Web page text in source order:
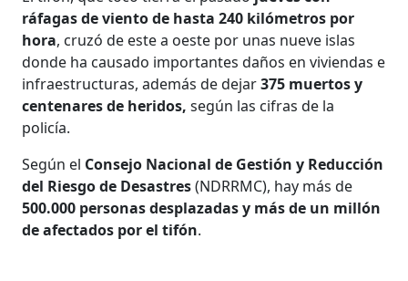
ráfagas de viento de hasta 240 kilómetros por
hora, cruzó de este a oeste por unas nueve islas
donde ha causado importantes daños en viviendas e
infraestructuras, además de dejar375 muertos y
centenares de heridos,según las cifras de la
policía.
Según el Consejo Nacional de Gestión y Reducción
del Riesgo de Desastres(NDRRMC), hay más de
500.000 personas desplazadas y más de un millón
de afectados por el tifón.